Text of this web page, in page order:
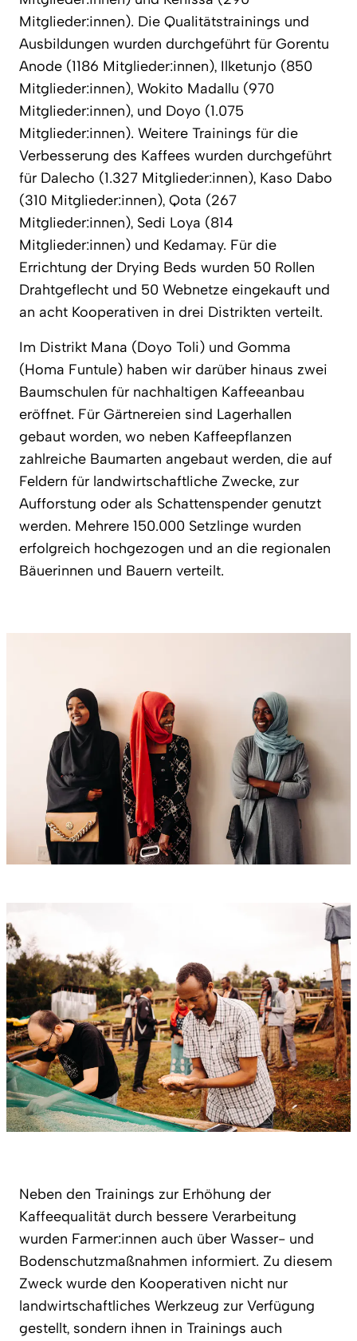
Mitglieder:innen). Die Qualitätstrainings und
Ausbildungen wurden durchgeführt für Gorentu
Anode (1186 Mitglieder:innen), Ilketunjo (850
Mitglieder:innen), Wokito Madallu (970
Mitglieder:innen), und Doyo (1.075
Mitglieder:innen). Weitere Trainings für die
Verbesserung des Kaffees wurden durchgeführt
für Dalecho (1.327 Mitglieder:innen), Kaso Dabo
(310 Mitglieder:innen), Qota (267
Mitglieder:innen), Sedi Loya (814
Mitglieder:innen) und Kedamay. Für die
Errichtung der Drying Beds wurden 50 Rollen
Drahtgeflecht und 50 Webnetze eingekauft und
an acht Kooperativen in drei Distrikten verteilt.
Im Distrikt Mana (Doyo Toli) und Gomma
(Homa Funtule) haben wir darüber hinaus zwei
Baumschulen für nachhaltigen Kaffeeanbau
eröffnet. Für Gärtnereien sind Lagerhallen
gebaut worden, wo neben Kaffeepflanzen
zahlreiche Baumarten angebaut werden, die auf
Feldern für landwirtschaftliche Zwecke, zur
Aufforstung oder als Schattenspender genutzt
werden. Mehrere 150.000 Setzlinge wurden
erfolgreich hochgezogen und an die regionalen
Bäuerinnen und Bauern verteilt.
Neben den Trainings zur Erhöhung der
Kaffeequalität durch bessere Verarbeitung
wurden Farmer:innen auch über Wasser- und
Bodenschutzmaßnahmen informiert. Zu diesem
Zweck wurde den Kooperativen nicht nur
landwirtschaftliches Werkzeug zur Verfügung
gestellt, sondern ihnen in Trainings auch